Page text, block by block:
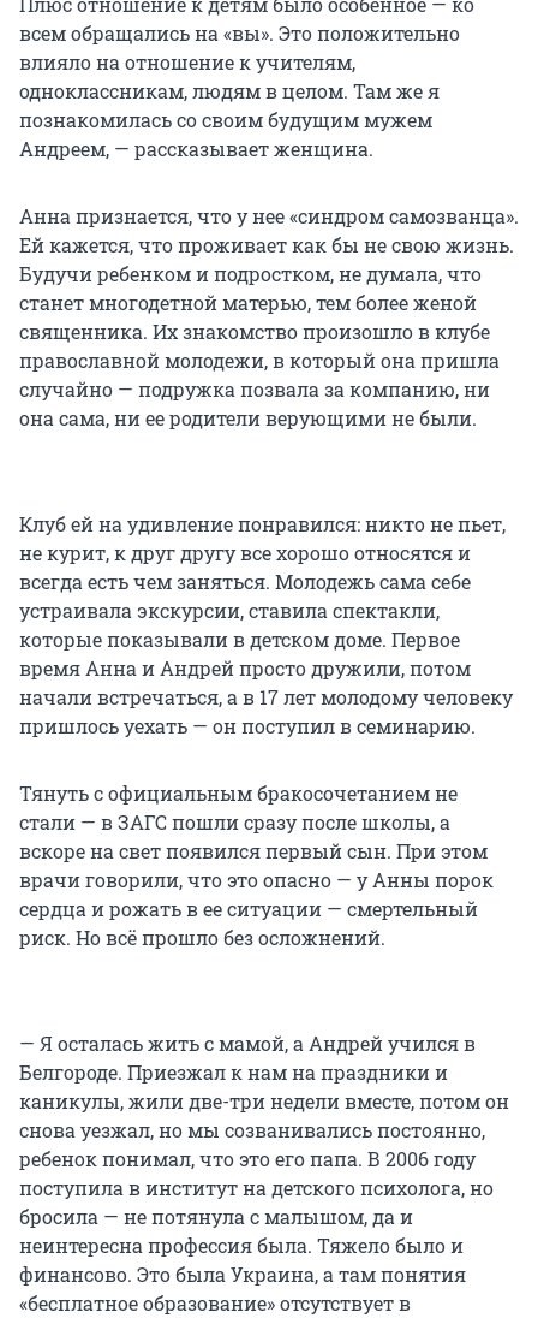
всем обращались на «вы». Это положительно
влияло на отношение к учителям,
одноклассникам, людям в целом. Там же я
познакомилась со своим будущим мужем
Андреем, — рассказывает женщина.
Анна признается, что у нее «синдром самозванца».
Ей кажется, что проживает как бы не свою жизнь.
Будучи ребенком и подростком, не думала, что
станет многодетной матерью, тем более женой
священника. Их знакомство произошло в клубе
православной молодежи, в который она пришла
случайно — подружка позвала за компанию, ни
она сама, ни ее родители верующими не были.
Клуб ей на удивление понравился: никто не пьет,
не курит, к друг другу все хорошо относятся и
всегда есть чем заняться. Молодежь сама себе
устраивала экскурсии, ставила спектакли,
которые показывали в детском доме. Первое
время Анна и Андрей просто дружили, потом
начали встречаться, а в 17 лет молодому человеку
пришлось уехать — он поступил в семинарию.
Тянуть с официальным бракосочетанием не
стали — в ЗАГС пошли сразу после школы, а
вскоре на свет появился первый сын. При этом
врачи говорили, что это опасно — у Анны порок
сердца и рожать в ее ситуации — смертельный
риск. Но всё прошло без осложнений.
— Я осталась жить с мамой, а Андрей учился в
Белгороде. Приезжал к нам на праздники и
каникулы, жили две-три недели вместе, потом он
снова уезжал, но мы созванивались постоянно,
ребенок понимал, что это его папа. В 2006 году
поступила в институт на детского психолога, но
бросила — не потянула с малышом, да и
неинтересна профессия была. Тяжело было и
финансово. Это была Украина, а там понятия
«бесплатное образование» отсутствует в